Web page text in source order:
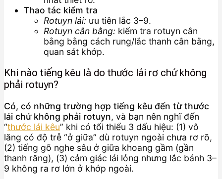
Thao tác kiểm tra
Rotuyn lái: ưu tiên lắc 3–9.
Rotuyn cân bằng: kiểm tra rotuyn cân
bằng bằng cách rung/lắc thanh cân bằng,
quan sát khớp.
Khi nào tiếng kêu là do thước lái rơ chứ không
phải rotuyn?
Có, có những trường hợp tiếng kêu đến từ thước
lái chứ không phải rotuyn, và bạn nên nghĩ đến
“thước lái kêu” khi có tối thiểu 3 dấu hiệu: (1) vô
lăng có độ trễ “ở giữa” dù rotuyn ngoài chưa rơ rõ,
(2) tiếng gõ nghe sâu ở giữa khoang gầm (gần
thanh răng), (3) cảm giác lái lỏng nhưng lắc bánh 3–
9 không ra rơ lớn ở khớp ngoài.